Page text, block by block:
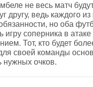
не весь матч
другу, ведь каждого
но оба
игру соперника в атаке
Тот, кто будет
своей команды
нужных очков.